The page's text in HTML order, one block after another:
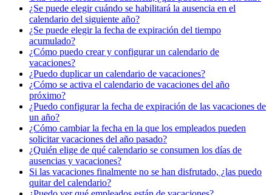
¿Se puede elegir cuándo se habilitará la ausencia en el
calendario del siguiente año?
¿Se puede elegir la fecha de expiración del tiempo
acumulado?
¿Cómo puedo crear y configurar un calendario de
vacaciones?
¿Puedo duplicar un calendario de vacaciones?
¿Cómo se activa el calendario de vacaciones del año
próximo?
¿Puedo configurar la fecha de expiración de las vacaciones de
un año?
¿Cómo cambiar la fecha en la que los empleados pueden
solicitar vacaciones del año pasado?
¿Quién elige de qué calendario se consumen los días de
ausencias y vacaciones?
Si las vacaciones finalmente no se han disfrutado, ¿las puedo
quitar del calendario?